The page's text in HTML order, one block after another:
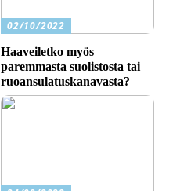
02/10/2022
Haaveiletko myös
paremmasta suolistosta tai
ruoansulatuskanavasta?